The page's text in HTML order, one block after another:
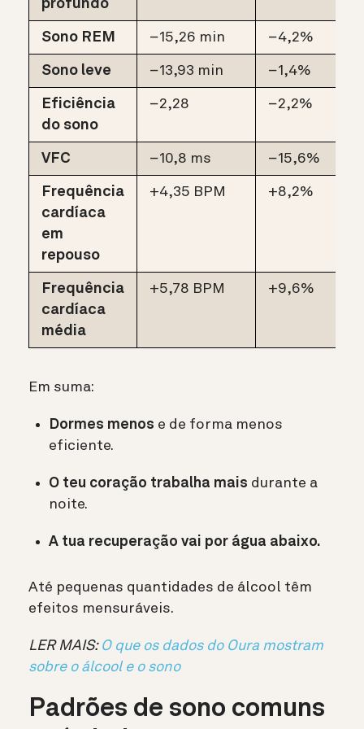
profundo
Sono REM −15,26 min −4,2%
Sono leve −13,93 min −1,4%
Eficiência
do sono
−2,28 −2,2%
VFC −10,8 ms −15,6%
Frequência
cardíaca
em
repouso
+4,35 BPM +8,2%
Frequência
cardíaca
média
+5,78 BPM +9,6%
Em suma:
Dormes menos e de forma menos
eficiente.
O teu coração trabalha mais durante a
noite.
A tua recuperação vai por água abaixo.
Até pequenas quantidades de álcool têm
efeitos mensuráveis.
LER MAIS: O que os dados do Oura mostram
sobre o álcool e o sono
Padrões de sono comuns